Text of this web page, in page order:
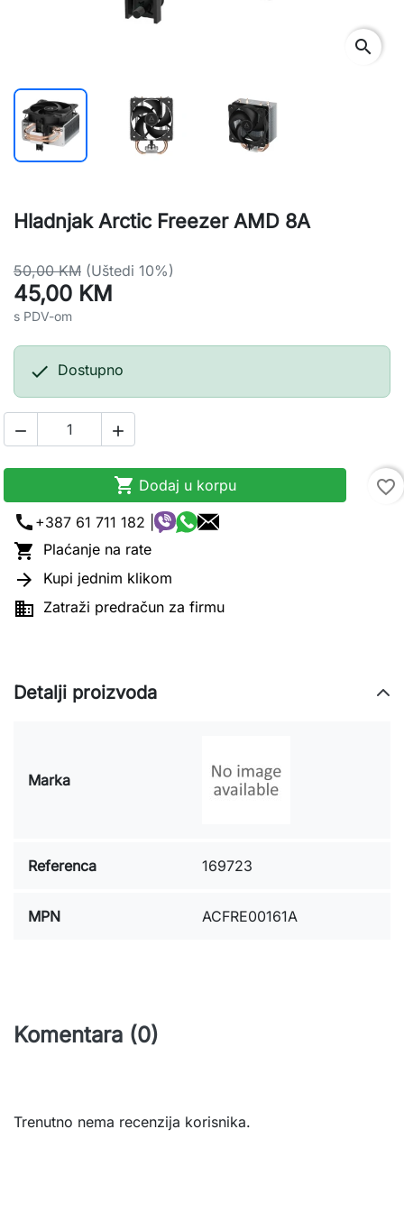
search
Hladnjak Arctic Freezer AMD 8A
50,00 KM (Uštedi 10%)
45,00 KM
s PDV-om
 Dostupno
 
 Dodaj u korpu
favorite_border
call +387 61 711 182 |
 Plaćanje na rate
 Kupi jednim klikom
 Zatraži predračun za firmu
Detalji proizvoda
Marka
Referenca 169723
MPN ACFRE00161A
Komentara (0)
Trenutno nema recenzija korisnika.